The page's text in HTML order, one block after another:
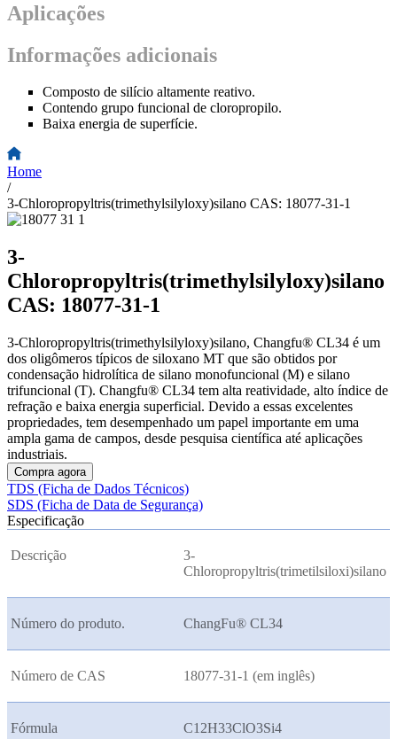
Aplicações
Informações adicionais
Composto de silício altamente reativo.
Contendo grupo funcional de cloropropilo.
Baixa energia de superfície.
Home
/
3-Chloropropyltris(trimethylsilyloxy)silano CAS: 18077-31-1
3-
Chloropropyltris(trimethylsilyloxy)silano
CAS: 18077-31-1
3-Chloropropyltris(trimethylsilyloxy)silano, Changfu® CL34 é um
dos oligômeros típicos de siloxano MT que são obtidos por
condensação hidrolítica de silano monofuncional (M) e silano
trifuncional (T). Changfu® CL34 tem alta reatividade, alto índice de
refração e baixa energia superficial. Devido a essas excelentes
propriedades, tem desempenhado um papel importante em uma
ampla gama de campos, desde pesquisa científica até aplicações
industriais.
Compra agora
TDS (Ficha de Dados Técnicos)
SDS (Ficha de Data de Segurança)
Especificação
Descrição
3-
Chloropropyltris(trimetilsiloxi)silano
Número do produto. ChangFu® CL34
Número de CAS 18077-31-1 (em inglês)
Fórmula C12H33ClO3Si4